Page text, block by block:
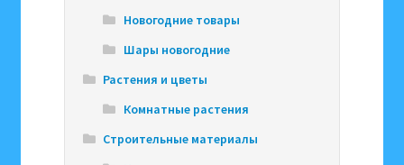
Новогодние товары
Шары новогодние
Растения и цветы
Комнатные растения
Строительные материалы